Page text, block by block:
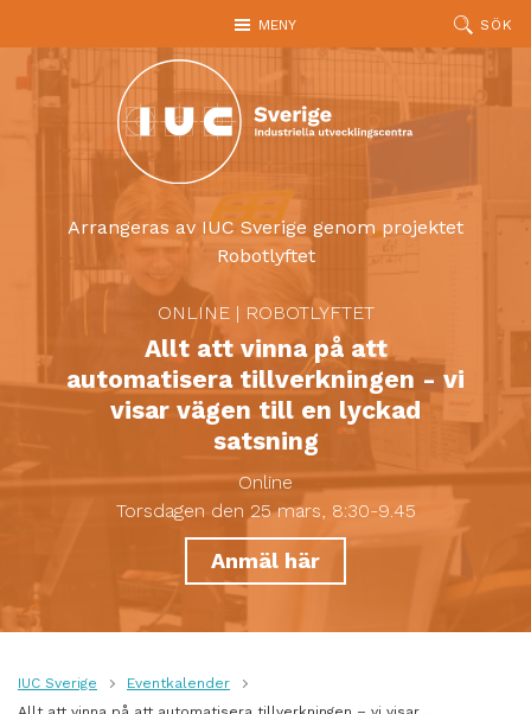
MENY SÖK
Arrangeras av IUC Sverige genom projektet
Robotlyftet
ONLINE| ROBOTLYFTET
Allt att vinna på att
automatisera tillverkningen - vi
visar vägen till en lyckad
satsning
Online
Torsdagen den 25 mars, 8:30-9.45
Anmäl här
IUC Sverige
Eventkalender